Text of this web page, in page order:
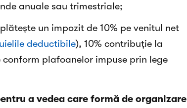
anuale sau trimestriale;
un impozit de 10% pe venitul net
deductibile), 10% contribuție la
plafoanelor impuse prin lege
a vedea care formă de organizare